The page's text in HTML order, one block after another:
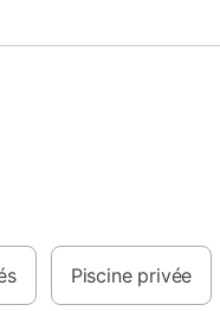
Piscine privée